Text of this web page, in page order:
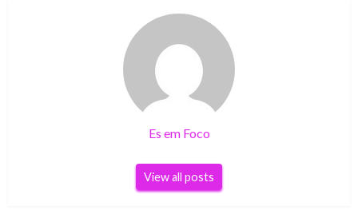
Es em Foco
View all posts